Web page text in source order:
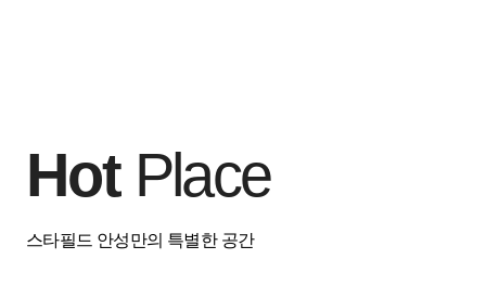
HotPlace
스타필드 안성만의 특별한 공간